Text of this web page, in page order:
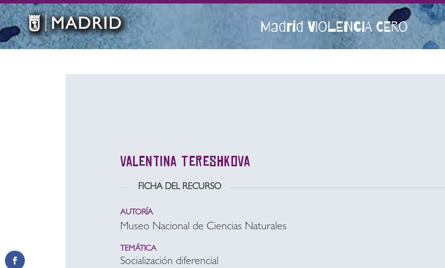
Madrid VIOLENCIA CERO
Valentina Tereshkova
FICHA DEL RECURSO
AUTORÍA
Museo Nacional de Ciencias Naturales
TEMÁTICA
Socialización diferencial